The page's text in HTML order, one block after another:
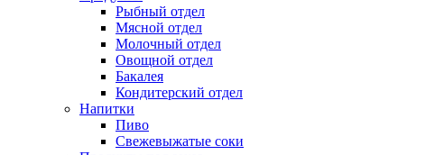
Рыбный отдел
Мясной отдел
Молочный отдел
Овощной отдел
Бакалея
Кондитерский отдел
Напитки
Пиво
Cвежевыжатые соки